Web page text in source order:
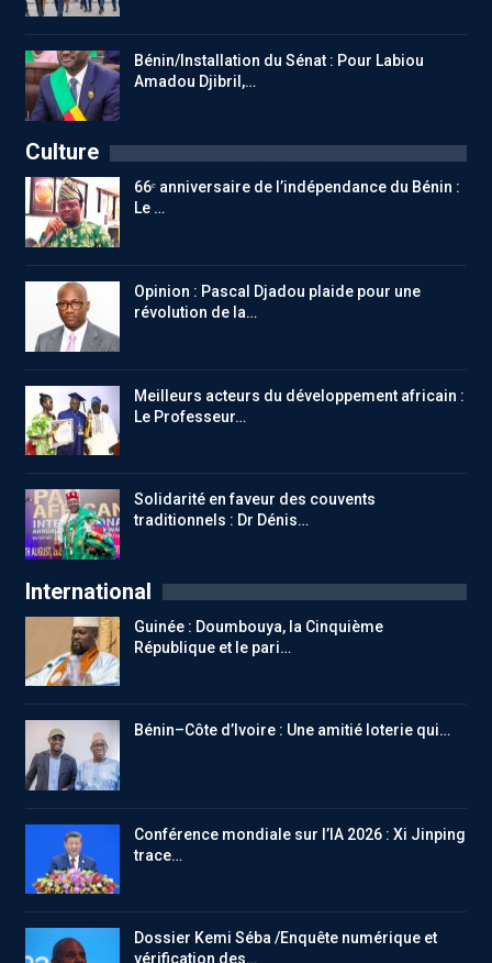
Bénin/Installation du Sénat : Pour Labiou
Amadou Djibril,…
Culture
66ᵉ anniversaire de l’indépendance du Bénin :
Le …
Opinion : Pascal Djadou plaide pour une
révolution de la…
Meilleurs acteurs du développement africain :
Le Professeur…
Solidarité en faveur des couvents
traditionnels : Dr Dénis…
International
Guinée : Doumbouya, la Cinquième
République et le pari…
Bénin–Côte d’Ivoire : Une amitié loterie qui…
Conférence mondiale sur l’IA 2026 : Xi Jinping
trace…
Dossier Kemi Séba /Enquête numérique et
vérification des…